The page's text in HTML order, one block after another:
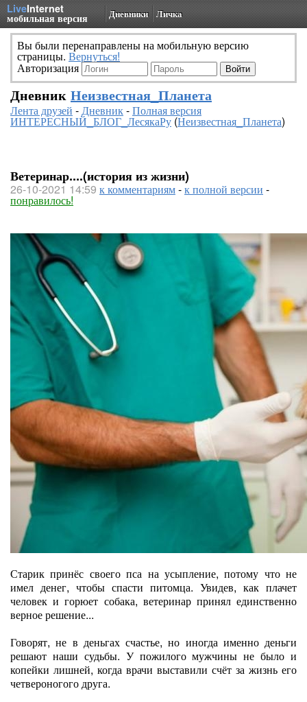
LiveInternet
мобильная версия Дневники Личка
Вы были перенаправлены на мобильную версию
страницы. Вернуться!
Авторизация
Дневник Неизвестная_Планета
Лента друзей -Дневник-Полная версия
ИНТЕРЕСНЫЙ_БЛОГ_ЛесякаРу(Неизвестная_Планета)
Ветеринар....(история из жизни)
26-10-2021 14:59 к комментариям-к полной версии -
понравилось!
Старик принёс своего пса на усыпление, потому что не
имел денег, чтобы спасти питомца. Увидев, как плачет
человек и горюет собака, ветеринар принял единственно
верное решение...
Говорят, не в деньгах счастье, но иногда именно деньги
решают наши судьбы. У пожилого мужчины не было и
копейки лишней, когда врачи выставили счёт за жизнь его
четвероногого друга.